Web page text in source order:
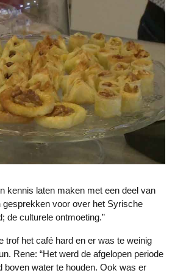
voor over het Syrische
de culturele ontmoeting.”
Rene: “Het werd de afgelopen periode
boven water te houden. Ook was er